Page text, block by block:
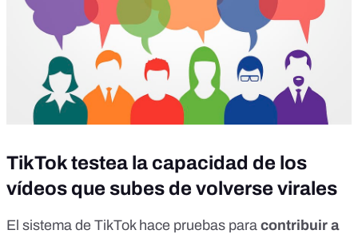
TikTok testea la capacidad de los
vídeos que subes de volverse virales
El sistema de TikTok hace pruebas para contribuir a